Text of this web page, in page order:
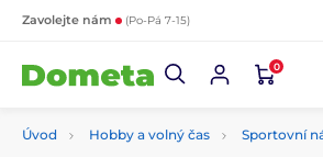
Zavolejte nám (Po-Pá 7-15)
0
Úvod Hobby a volný čas Sportovní